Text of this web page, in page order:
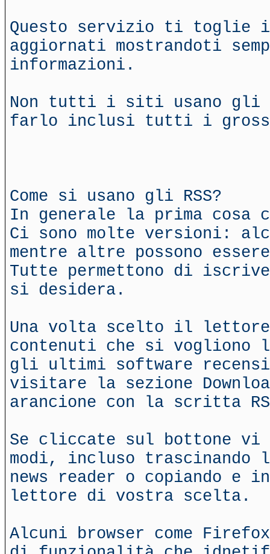
Questo servizio ti toglie il
aggiornati mostrandoti
informazioni.
Non tutti i siti usano gli
farlo inclusi tutti i
Come si usano gli RSS?
In generale la prima cosa
Ci sono molte versioni:
mentre altre possono
Tutte permettono di
si desidera.
Una volta scelto il
contenuti che si vogliono
gli ultimi software
visitare la sezione
arancione con la scritta
Se cliccate sul bottone
modi, incluso trascinando
news reader o copiando e
lettore di vostra scelta.
Alcuni browser come